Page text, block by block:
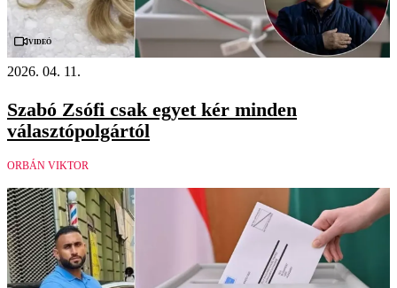
Videó
2026. 04. 11.
Szabó Zsófi csak egyet kér minden
választópolgártól
ORBÁN VIKTOR